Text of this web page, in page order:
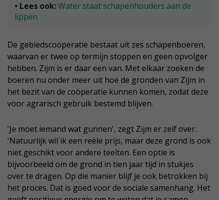
• Lees ook:Water staat schapenhouders aan de
lippen
De gebiedscoöperatie bestaat uit zes schapenboeren,
waarvan er twee op termijn stoppen en geen opvolger
hebben. Zijm is er daar een van. Met elkaar zoeken de
boeren nu onder meer uit hoe de gronden van Zijm in
het bezit van de coöperatie kunnen komen, zodat deze
voor agrarisch gebruik bestemd blijven.
'Je moet iemand wat gunnen', zegt Zijm er zelf over.
'Natuurlijk wil ik een reële prijs, maar deze grond is ook
niet geschikt voor andere teelten. Een optie is
bijvoorbeeld om de grond in tien jaar tijd in stukjes
over te dragen. Op die manier blijf je ook betrokken bij
het proces. Dat is goed voor de sociale samenhang. Het